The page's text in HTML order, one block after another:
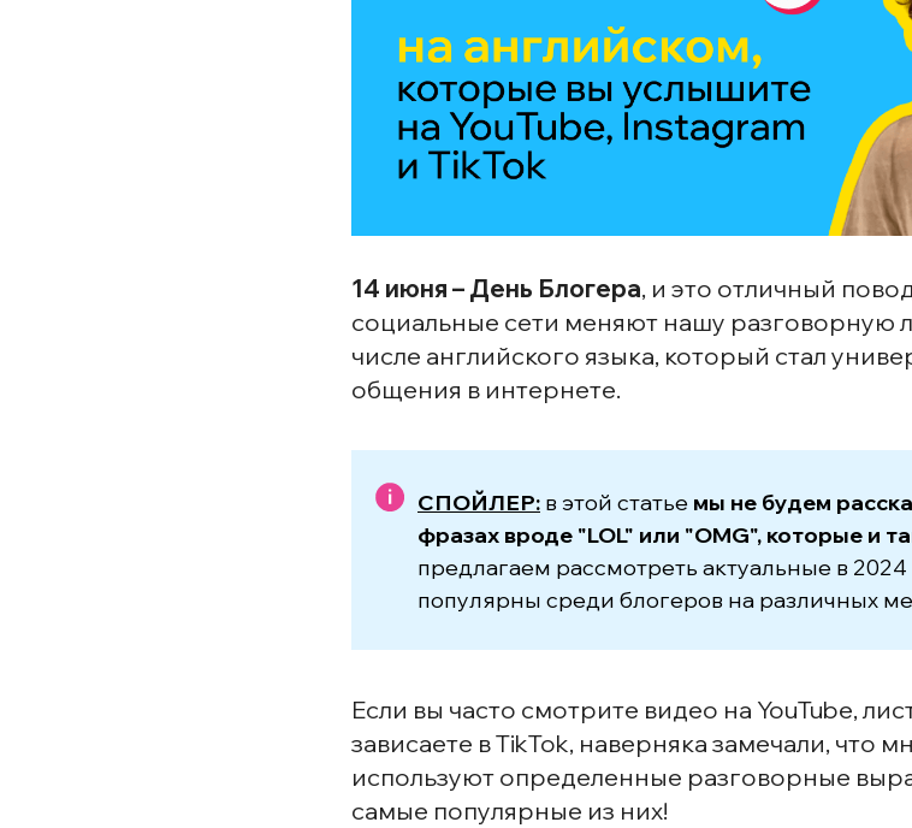
14 июня – День Блогера, и это отличный
социальные сети меняют нашу разговорную
числе английского языка, который стал
общения в интернете.
СПОЙЛЕР: в этой статье мы не будем
фразах вроде "LOL" или "OMG", которые и
предлагаем рассмотреть актуальные в
популярны среди блогеров на различных
Если вы часто смотрите видео на YouTube,
зависаете в TikTok, наверняка замечали, что
используют определенные разговорные
самые популярные из них!